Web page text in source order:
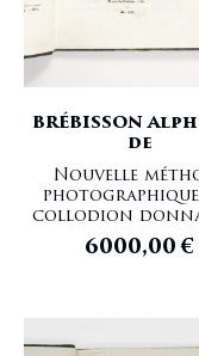
BRÉBISSON
de
Nouvelle
collodion
6000,00€